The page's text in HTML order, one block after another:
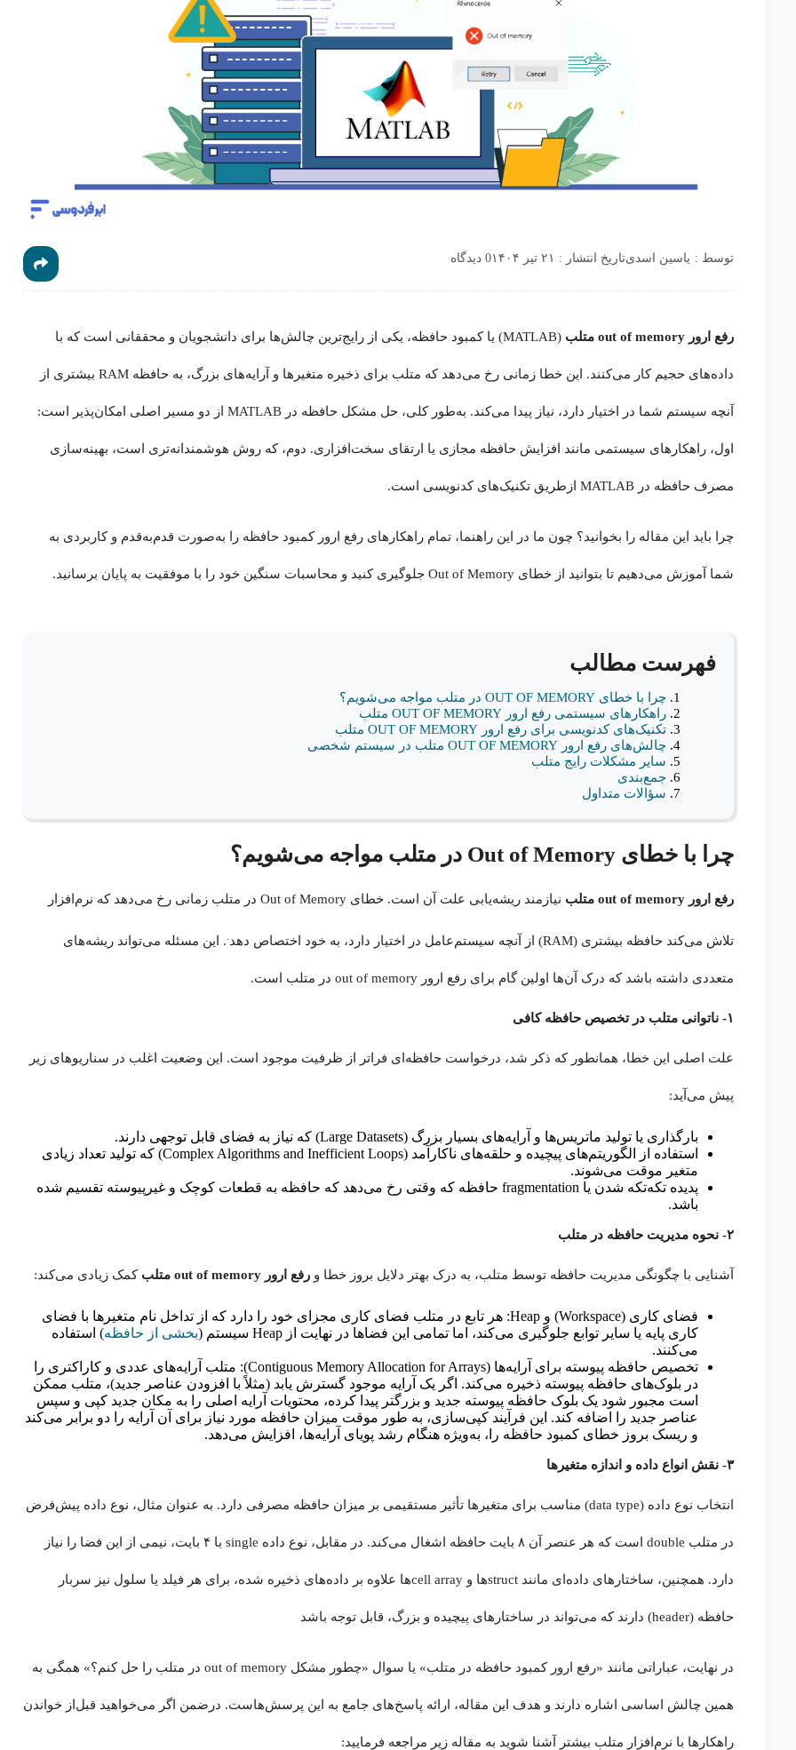
توسط : یاسین اسدیتاریخ انتشار : ۲۱ تیر ۱۴۰۴ 0 دیدگاه
رفع ارور out of memory متلب (MATLAB) یا کمبود حافظه، یکی از رایج‌ترین چالش‌ها برای دانشجویان و محققانی است که با
داده‌های حجیم کار می‌کنند. این خطا زمانی رخ می‌دهد که متلب برای ذخیره متغیرها و آرایه‌های بزرگ، به حافظه RAM بیشتری از
آنچه سیستم شما در اختیار دارد، نیاز پیدا می‌کند. به‌طور کلی، حل مشکل حافظه در MATLAB از دو مسیر اصلی امکان‌پذیر است:
اول، راهکارهای سیستمی مانند افزایش حافظه مجازی یا ارتقای سخت‌افزاری. دوم، که روش هوشمندانه‌تری است، بهینه‌سازی
مصرف حافظه در MATLAB ازطریق تکنیک‌های کدنویسی است.
چرا باید این مقاله را بخوانید؟ چون ما در این راهنما، تمام راهکارهای رفع ارور کمبود حافظه را به‌صورت قدم‌به‌قدم و کاربردی به
شما آموزش می‌دهیم تا بتوانید از خطای Out of Memory جلوگیری کنید و محاسبات سنگین خود را با موفقیت به پایان برسانید.
فهرست مطالب
چرا با خطای OUT OF MEMORY در متلب مواجه می‌شویم؟
راهکارهای سیستمی رفع ارور OUT OF MEMORY متلب
تکنیک‌های کدنویسی برای رفع ارور OUT OF MEMORY متلب
چالش‌های رفع ارور OUT OF MEMORY متلب در سیستم شخصی
سایر مشکلات رایج متلب
جمع‌بندی
سؤالات متداول
چرا با خطای Out of Memory در متلب مواجه می‌شویم؟
رفع ارور out of memory متلب نیازمند ریشه‌یابی علت آن است. خطای Out of Memory در متلب زمانی رخ می‌دهد که نرم‌افزار
تلاش می‌کند حافظه بیشتری (RAM) از آنچه سیستم‌عامل در اختیار دارد، به خود اختصاص دهد .. این مسئله می‌تواند ریشه‌های
متعددی داشته باشد که درک آن‌ها اولین گام برای رفع ارور out of memory در متلب است.
۱- ناتوانی متلب در تخصیص حافظه کافی
علت اصلی این خطا، همانطور که ذکر شد، درخواست حافظه‌ای فراتر از ظرفیت موجود است. این وضعیت اغلب در سناریوهای زیر
پیش می‌آید:
بارگذاری یا تولید ماتریس‌ها و آرایه‌های بسیار بزرگ (Large Datasets) که نیاز به فضای قابل توجهی دارند.
استفاده از الگوریتم‌های پیچیده و حلقه‌های ناکارآمد (Complex Algorithms and Inefficient Loops) که تولید تعداد زیادی
متغیر موقت می‌شوند.
پدیده تکه‌تکه شدن یا fragmentation حافظه که وقتی رخ می‌دهد که حافظه به قطعات کوچک و غیرپیوسته تقسیم شده
باشد.
۲- نحوه مدیریت حافظه در متلب
آشنایی با چگونگی مدیریت حافظه توسط متلب، به درک بهتر دلایل بروز خطا و رفع ارور out of memory متلب کمک زیادی می‌کند:
فضای کاری (Workspace) و Heap: هر تابع در متلب فضای کاری مجزای خود را دارد که از تداخل نام متغیرها با فضای
کاری پایه یا سایر توابع جلوگیری می‌کند، اما تمامی این فضاها در نهایت از Heap سیستم (
بخشی از حافظه) استفاده
می‌کنند.
تخصیص حافظه پیوسته برای آرایه‌ها (Contiguous Memory Allocation for Arrays): متلب آرایه‌های عددی و کاراکتری را
در بلوک‌های حافظه پیوسته ذخیره می‌کند. اگر یک آرایه موجود گسترش یابد (مثلاً با افزودن عناصر جدید)، متلب ممکن
است مجبور شود یک بلوک حافظه پیوسته جدید و بزرگتر پیدا کرده، محتویات آرایه اصلی را به مکان جدید کپی و سپس
عناصر جدید را اضافه کند. این فرآیند کپی‌سازی، به طور موقت میزان حافظه مورد نیاز برای آن آرایه را دو برابر می‌کند
و ریسک بروز خطای کمبود حافظه را، به‌ویژه هنگام رشد پویای آرایه‌ها، افزایش می‌دهد.
۳- نقش انواع داده و اندازه متغیرها
انتخاب نوع داده (data type) مناسب برای متغیرها تأثیر مستقیمی بر میزان حافظه مصرفی دارد. به عنوان مثال، نوع داده پیش‌فرض
در متلب double است که هر عنصر آن ۸ بایت حافظه اشغال می‌کند. در مقابل، نوع داده single با ۴ بایت، نیمی از این فضا را نیاز
دارد. همچنین، ساختارهای داده‌ای مانند structها و cell arrayها علاوه بر داده‌های ذخیره شده، برای هر فیلد یا سلول نیز سربار
حافظه (header) دارند که می‌تواند در ساختارهای پیچیده و بزرگ، قابل توجه باشد
در نهایت، عباراتی مانند «رفع ارور کمبود حافظه در متلب» یا سوال «چطور مشکل out of memory در متلب را حل کنم؟» همگی به
همین چالش اساسی اشاره دارند و هدف این مقاله، ارائه پاسخ‌های جامع به این پرسش‌هاست. درضمن اگر می‌خواهید قبل‌از خواندن
راهکارها با نرم‌افزار متلب بیشتر آشنا شوید به مقاله زیر مراجعه فرمایید: